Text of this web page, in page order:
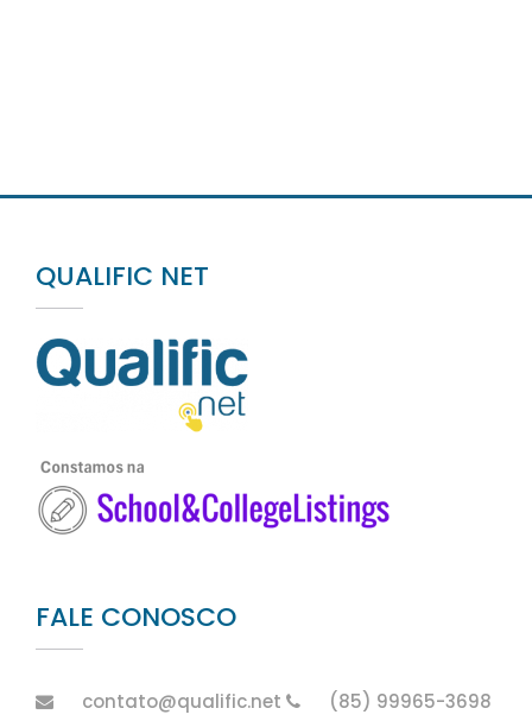
QUALIFIC NET
FALE CONOSCO
contato@qualific.net
(85) 99965-3698